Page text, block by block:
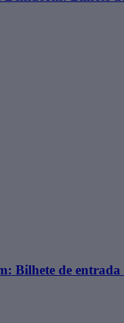
Bilhete de entrada